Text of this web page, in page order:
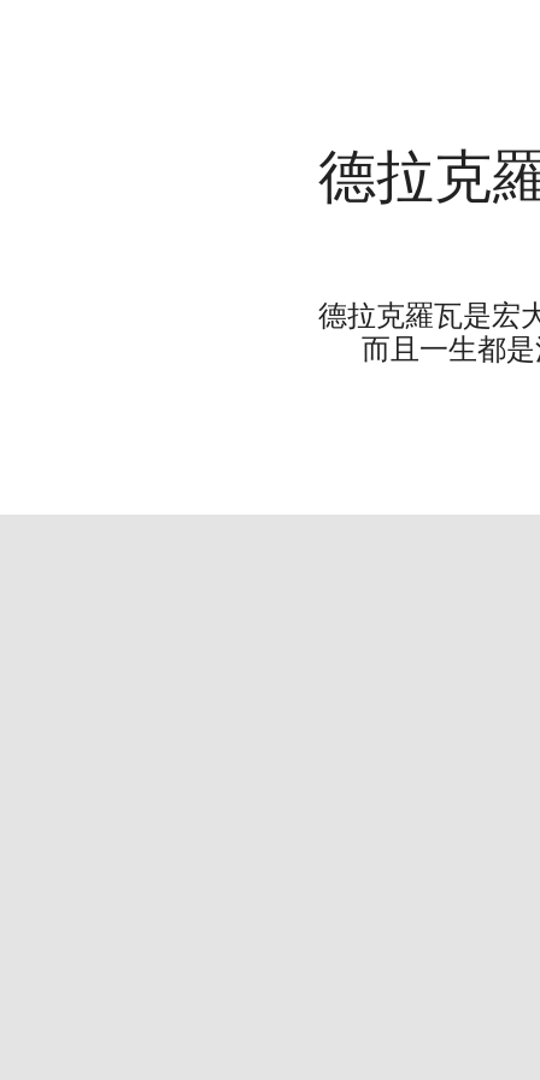
德拉克
德拉克羅瓦是宏
而且一生都